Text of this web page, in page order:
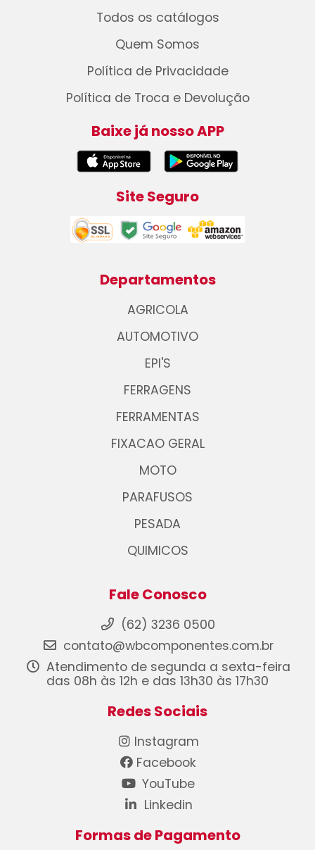
Todos os catálogos
Quem Somos
Política de Privacidade
Política de Troca e Devolução
Baixe já nosso APP
Site Seguro
Departamentos
AGRICOLA
AUTOMOTIVO
EPI'S
FERRAGENS
FERRAMENTAS
FIXACAO GERAL
MOTO
PARAFUSOS
PESADA
QUIMICOS
Fale Conosco
(62) 3236 0500
contato@wbcomponentes.com.br
Atendimento de segunda a sexta-feira
das 08h às 12h e das 13h30 às 17h30
Redes Sociais
Instagram
Facebook
YouTube
Linkedin
Formas de Pagamento